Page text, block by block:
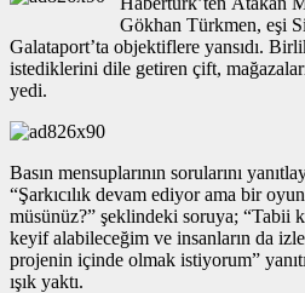
Gökhan Türkmen, eşi
Galataport’ta objektiflere yansıdı.
istediklerini dile getiren çift,
yedi.
Basın mensuplarının sorularını
“Şarkıcılık devam ediyor ama bir
müsünüz?” şeklindeki soruya; “Tabii
keyif alabileceğim ve insanların da
projenin içinde olmak istiyorum”
ışık yaktı.